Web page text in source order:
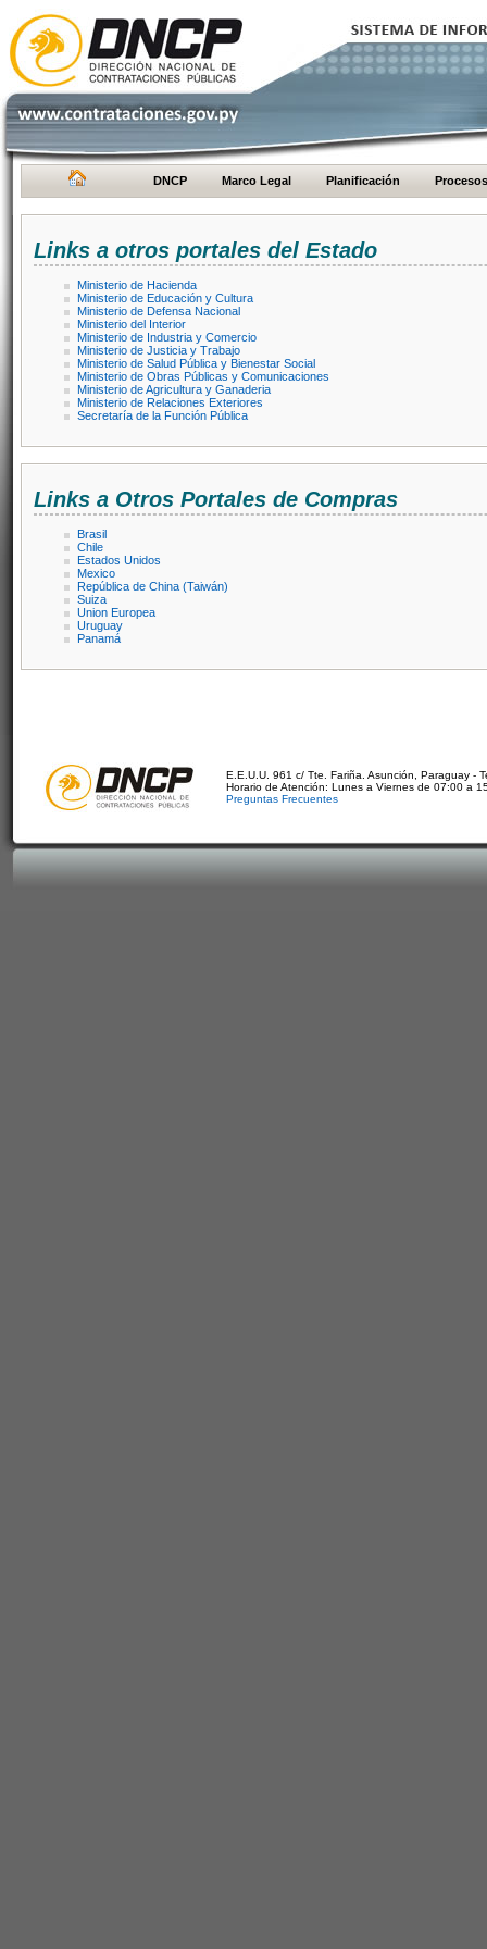
DNCP Marco Legal Planificación Procesos
Links a otros portales del Estado
Ministerio de Hacienda
Ministerio de Educación y Cultura
Ministerio de Defensa Nacional
Ministerio del Interior
Ministerio de Industria y Comercio
Ministerio de Justicia y Trabajo
Ministerio de Salud Pública y Bienestar Social
Ministerio de Obras Públicas y Comunicaciones
Ministerio de Agricultura y Ganaderia
Ministerio de Relaciones Exteriores
Secretaría de la Función Pública
Links a Otros Portales de Compras
Brasil
Chile
Estados Unidos
Mexico
República de China (Taiwán)
Suiza
Union Europea
Uruguay
Panamá
E.E.U.U. 961 c/ Tte. Fariña. Asunción, Paraguay -
Horario de Atención: Lunes a Viernes de 07:00 a
Preguntas Frecuentes